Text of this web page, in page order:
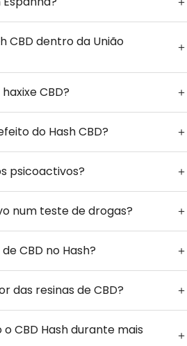
CBD dentro da União
CBD?
do Hash CBD?
psicoactivos?
num teste de drogas?
CBD no Hash?
das resinas de CBD?
CBD Hash durante mais